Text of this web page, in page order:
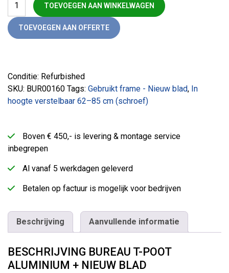
TOEVOEGEN AAN WINKELWAGEN
TOEVOEGEN AAN OFFERTE
Conditie: Refurbished
SKU: BUR00160 Tags: Gebruikt frame - Nieuw blad, In
hoogte verstelbaar 62–85 cm (schroef)
Boven € 450,- is levering & montage service
inbegrepen
Al vanaf 5 werkdagen geleverd
Betalen op factuur is mogelijk voor bedrijven
Beschrijving Aanvullende informatie
BESCHRIJVING BUREAU T-POOT
ALUMINIUM + NIEUW BLAD